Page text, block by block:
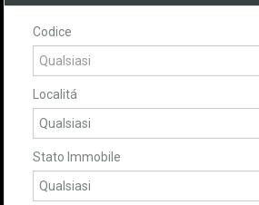
Codice
Localitá
Stato Immobile